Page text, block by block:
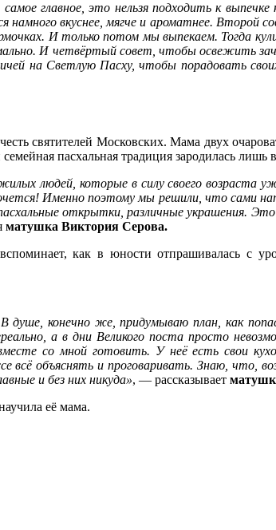
главное, это нельзя подходить к выпечке
вкуснее, мягче и ароматнее. Второй
И только потом мы выпекаем. Тогда
И четвёртый совет, чтобы освежить
на Светлую Пасху, чтобы порадовать
святителей Московских. Мама двух
пасхальная традиция зародилась лишь
людей, которые в силу своего возраста
Именно поэтому мы решили, что сами
открытки, различные украшения.
матушка Виктория Серова.
как в юности отпрашивалась с
конечно же, придумываю план, как
а в дни Великого поста просто
со мной готовить. У неё есть свои
всё объяснять и проговаривать. Знаю, что,
и без них никуда», — рассказывает
её мама.